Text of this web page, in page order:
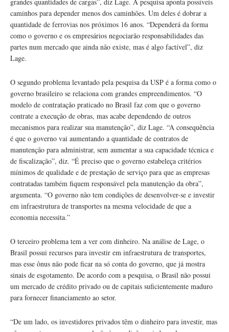
caminhos para depender menos dos caminhões. Um deles é dobrar a
quantidade de ferrovias nos próximos 16 anos. “Dependerá da forma
como o governo e os empresários negociarão responsabilidades das
partes num mercado que ainda não existe, mas é algo factível”, diz
Lage.
O segundo problema levantado pela pesquisa da USP é a forma como o
governo brasileiro se relaciona com grandes empreendimentos. “O
modelo de contratação praticado no Brasil faz com que o governo
contrate a execução de obras, mas acabe dependendo de outros
mecanismos para realizar sua manutenção”, diz Lage. “A consequência
é que o governo vai aumentando a quantidade de contratos de
manutenção para administrar, sem aumentar a sua capacidade técnica e
de fiscalização”, diz. “É preciso que o governo estabeleça critérios
mínimos de qualidade e de prestação de serviço para que as empresas
contratadas também fiquem responsável pela manutenção da obra”,
argumenta. “O governo não tem condições de desenvolver-se e investir
em infraestrutura de transportes na mesma velocidade de que a
economia necessita.”
O terceiro problema tem a ver com dinheiro. Na análise de Lage, o
Brasil possui recursos para investir em infraestrutura de transportes,
mas esse ônus não pode ficar na só conta do governo, que já mostra
sinais de esgotamento. De acordo com a pesquisa, o Brasil não possui
um mercado de crédito privado ou de capitais suficientemente maduro
para fornecer financiamento ao setor.
“De um lado, os investidores privados têm o dinheiro para investir, mas